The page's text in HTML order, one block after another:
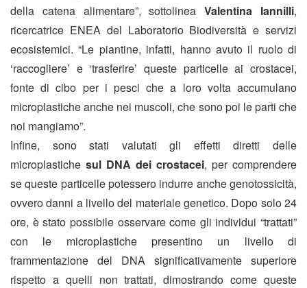
della catena alimentare”, sottolineaValentina Iannilli,
ricercatrice ENEA del Laboratorio Biodiversità e servizi
ecosistemici. “Le piantine, infatti, hanno avuto il ruolo di
‘raccogliere’ e ‘trasferire’ queste particelle ai crostacei,
fonte di cibo per i pesci che a loro volta accumulano
microplastiche anche nei muscoli, che sono poi le parti che
noi mangiamo”.
Infine, sono stati valutati gli effetti diretti delle
microplastiche sul DNA dei crostacei, per comprendere
se queste particelle potessero indurre anche genotossicità,
ovvero danni a livello del materiale genetico. Dopo solo 24
ore, è stato possibile osservare come gli individui “trattati”
con le microplastiche presentino un livello di
frammentazione del DNA significativamente superiore
rispetto a quelli non trattati, dimostrando come queste